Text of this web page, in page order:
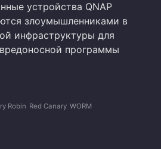
устройства QNAP
злоумышленниками в
инфраструктуры для
программы
Robin Red Canary WORM